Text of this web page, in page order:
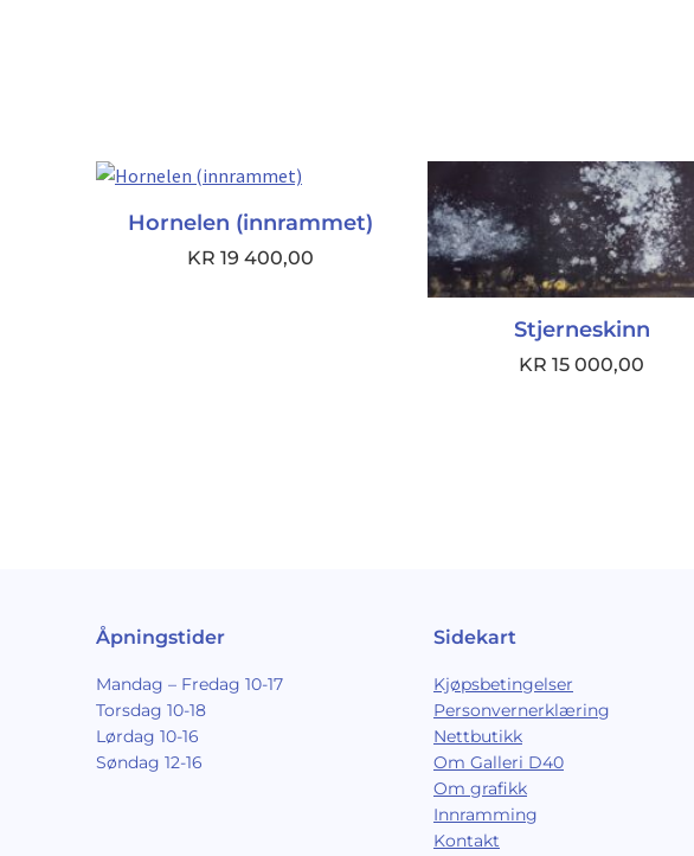
Hornelen (innrammet)
KR 19 400,00
Stjerneskinn
KR 15 000,00
Åpningstider
Mandag – Fredag 10-17
Torsdag 10-18
Lørdag 10-16
Søndag 12-16
Sidekart
Kjøpsbetingelser
Personvernerklæring
Nettbutikk
Om Galleri D40
Om grafikk
Innramming
Kontakt